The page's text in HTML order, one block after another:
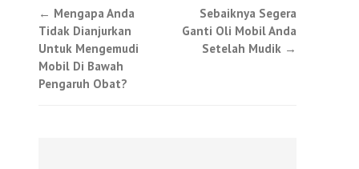
Post
navigation
← Mengapa Anda
Tidak Dianjurkan
Untuk Mengemudi
Mobil Di Bawah
Pengaruh Obat?
Sebaiknya Segera
Ganti Oli Mobil Anda
Setelah Mudik →